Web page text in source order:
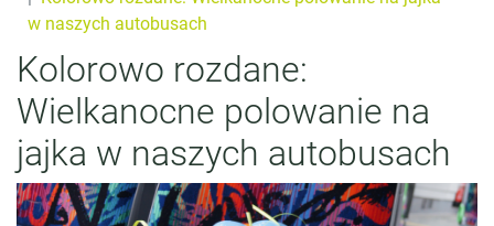
w naszych autobusach
Kolorowo rozdane:
Wielkanocne polowanie na
jajka w naszych autobusach